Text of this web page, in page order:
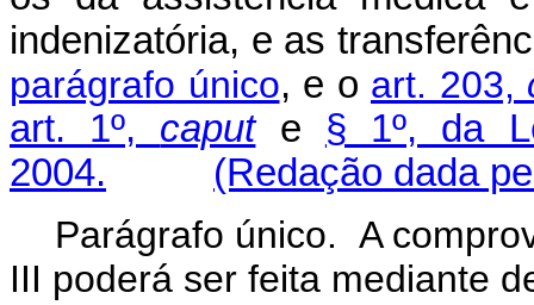
indenizatória, e as
parágrafo único, e o art. 203,
art. 1º, capute § 1º, da
2004.
(Redação dada
Parágrafo único. A
III poderá ser feita mediante